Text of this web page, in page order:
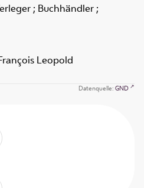
; Buchhändler ;
Leopold
Datenquelle: GND